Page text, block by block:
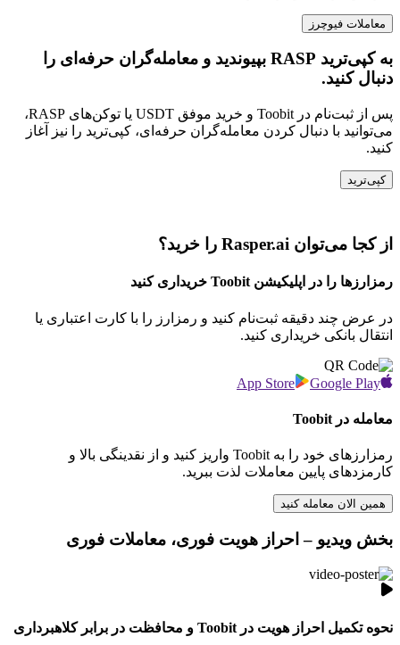
معاملات فیوچرز
به کپی‌ترید RASP بپیوندید و معامله‌گران حرفه‌ای را
دنبال کنید.
پس از ثبت‌نام در Toobit و خرید موفق USDT یا توکن‌های RASP،
می‌توانید با دنبال کردن معامله‌گران حرفه‌ای، کپی‌ترید را نیز آغاز
کنید.
کپی‌ترید
از کجا می‌توان Rasper.ai را خرید؟
رمزارزها را در اپلیکیشن Toobit خریداری کنید
در عرض چند دقیقه ثبت‌نام کنید و رمزارز را با کارت اعتباری یا
انتقال بانکی خریداری کنید.
App Store Google Play
معامله در Toobit
رمزارزهای خود را به Toobit واریز کنید و از نقدینگی بالا و
کارمزدهای پایین معاملات لذت ببرید.
همین الان معامله کنید
بخش ویدیو – احراز هویت فوری، معاملات فوری
نحوه تکمیل احراز هویت در Toobit و محافظت در برابر کلاهبرداری